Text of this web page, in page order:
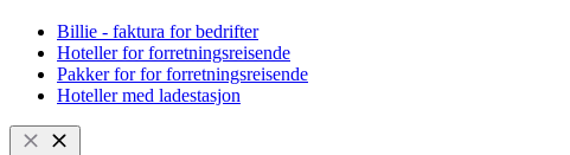
Billie - faktura for bedrifter
Hoteller for forretningsreisende
Pakker for for forretningsreisende
Hoteller med ladestasjon